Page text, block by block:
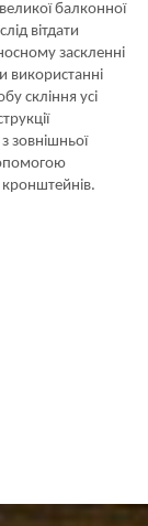
балконної
вітдати
заскленні
використанні
скління усі
зовнішньої